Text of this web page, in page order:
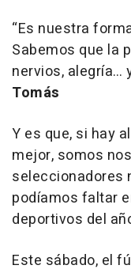
“Es nuestra
Sabemos que la
nervios, alegría…
Tomás
Y es que, si hay
mejor, somos
seleccionadores
podíamos faltar
deportivos del
Este sábado, el